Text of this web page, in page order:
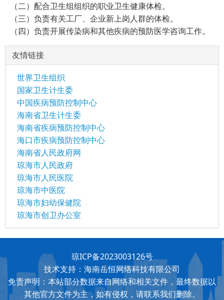
（二）配合卫生组组织的职业卫生健康体检。
（三）负责有关工厂、企业新上岗人群的体检。
（四）负责开展传染病和其他疾病的预防医学咨询工作。
友情链接
世界卫生组织
国家卫生计生委
中国疾病预防控制中心
海南省卫生计生委
海南省疾病预防控制中心
海口市疾病预防控制中心
海南省人民政府网
琼海市人民政府
琼海市人民医院
琼海市中医院
琼海市妇幼保健院
琼海市创卫办公室
琼ICP备2023003126号
技术支持：海南岳恒网络科技有限公司
免责声明：本站部分数据来自网络和相关文件，最终数据以
其他官方文件为主，如有侵权，请联系我们删除。